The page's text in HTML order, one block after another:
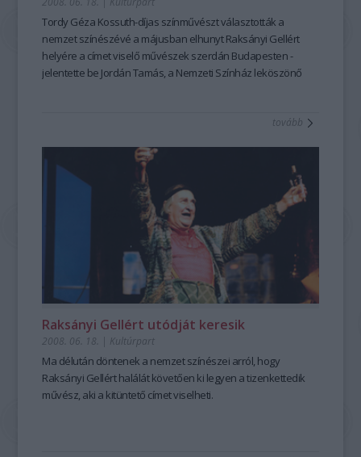
Tordy Géza Kossuth-díjas színművészt választották a
nemzet színészévé a májusban elhunyt Raksányi Gellért
helyére a címet viselő művészek szerdán Budapesten -
jelentette be Jordán Tamás, a Nemzeti Színház leköszönő
tovább
Raksányi Gellért utódját keresik
2008. 06. 18. | Kultúrpart
Ma délután döntenek a nemzet színészei arról, hogy
Raksányi Gellért halálát követően ki legyen a tizenkettedik
művész, aki a kitüntető címet viselheti.